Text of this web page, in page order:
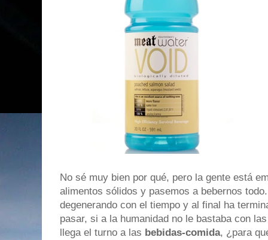
No sé muy bien por qué, pero la gente está
alimentos sólidos y pasemos a bebernos
degenerando con el tiempo y al final ha
pasar, si a la humanidad no le bastaba con
llega el turno a las bebidas-comida, ¿para